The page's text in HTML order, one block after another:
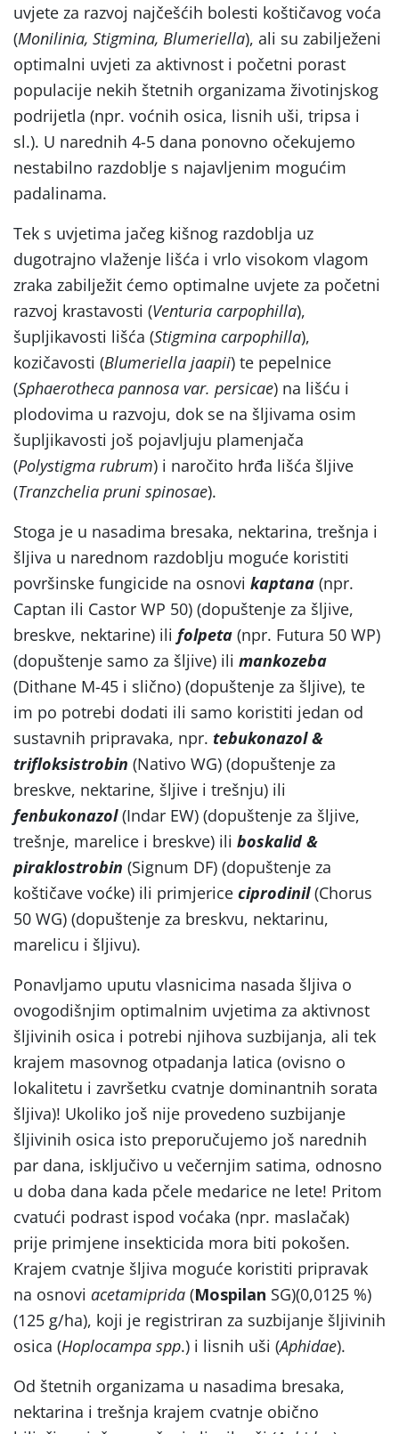
uvjete za razvoj najčešćih bolesti koštičavog voća
(Monilinia, Stigmina, Blumeriella), ali su zabilježeni
optimalni uvjeti za aktivnost i početni porast
populacije nekih štetnih organizama životinjskog
podrijetla (npr. voćnih osica, lisnih uši, tripsa i
sl.). U narednih 4-5 dana ponovno očekujemo
nestabilno razdoblje s najavljenim mogućim
padalinama.
Tek s uvjetima jačeg kišnog razdoblja uz
dugotrajno vlaženje lišća i vrlo visokom vlagom
zraka zabilježit ćemo optimalne uvjete za početni
razvoj krastavosti (Venturia carpophilla),
šupljikavosti lišća (Stigmina carpophilla),
kozičavosti (Blumeriella jaapii) te pepelnice
(Sphaerotheca pannosa var. persicae) na lišću i
plodovima u razvoju, dok se na šljivama osim
šupljikavosti još pojavljuju plamenjača
(Polystigma rubrum) i naročito hrđa lišća šljive
(Tranzchelia pruni spinosae).
Stoga je u nasadima bresaka, nektarina, trešnja i
šljiva u narednom razdoblju moguće koristiti
površinske fungicide na osnovi kaptana (npr.
Captan ili Castor WP 50) (dopuštenje za šljive,
breskve, nektarine) ili folpeta (npr. Futura 50 WP)
(dopuštenje samo za šljive) ili mankozeba
(Dithane M-45 i slično) (dopuštenje za šljive), te
im po potrebi dodati ili samo koristiti jedan od
sustavnih pripravaka, npr. tebukonazol &
trifloksistrobin (Nativo WG) (dopuštenje za
breskve, nektarine, šljive i trešnju) ili
fenbukonazol(Indar EW) (dopuštenje za šljive,
trešnje, marelice i breskve) ili boskalid &
piraklostrobin (Signum DF) (dopuštenje za
koštičave voćke) ili primjerice ciprodinil(Chorus
50 WG) (dopuštenje za breskvu, nektarinu,
marelicu i šljivu).
Ponavljamo uputu vlasnicima nasada šljiva o
ovogodišnjim optimalnim uvjetima za aktivnost
šljivinih osica i potrebi njihova suzbijanja, ali tek
krajem masovnog otpadanja latica (ovisno o
lokalitetu i završetku cvatnje dominantnih sorata
šljiva)! Ukoliko još nije provedeno suzbijanje
šljivinih osica isto preporučujemo još narednih
par dana, isključivo u večernjim satima, odnosno
u doba dana kada pčele medarice ne lete! Pritom
cvatući podrast ispod voćaka (npr. maslačak)
prije primjene insekticida mora biti pokošen.
Krajem cvatnje šljiva moguće koristiti pripravak
na osnovi acetamiprida (Mospilan SG)(0,0125 %)
(125 g/ha), koji je registriran za suzbijanje šljivinih
osica (Hoplocampa spp.) i lisnih uši (Aphidae).
Od štetnih organizama u nasadima bresaka,
nektarina i trešnja krajem cvatnje obično